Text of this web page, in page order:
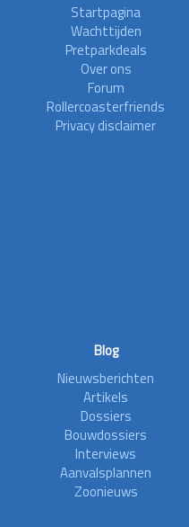
Startpagina
Wachttijden
Pretparkdeals
Over ons
Forum
Rollercoasterfriends
Privacy disclaimer
Blog
Nieuwsberichten
Artikels
Dossiers
Bouwdossiers
Interviews
Aanvalsplannen
Zoonieuws